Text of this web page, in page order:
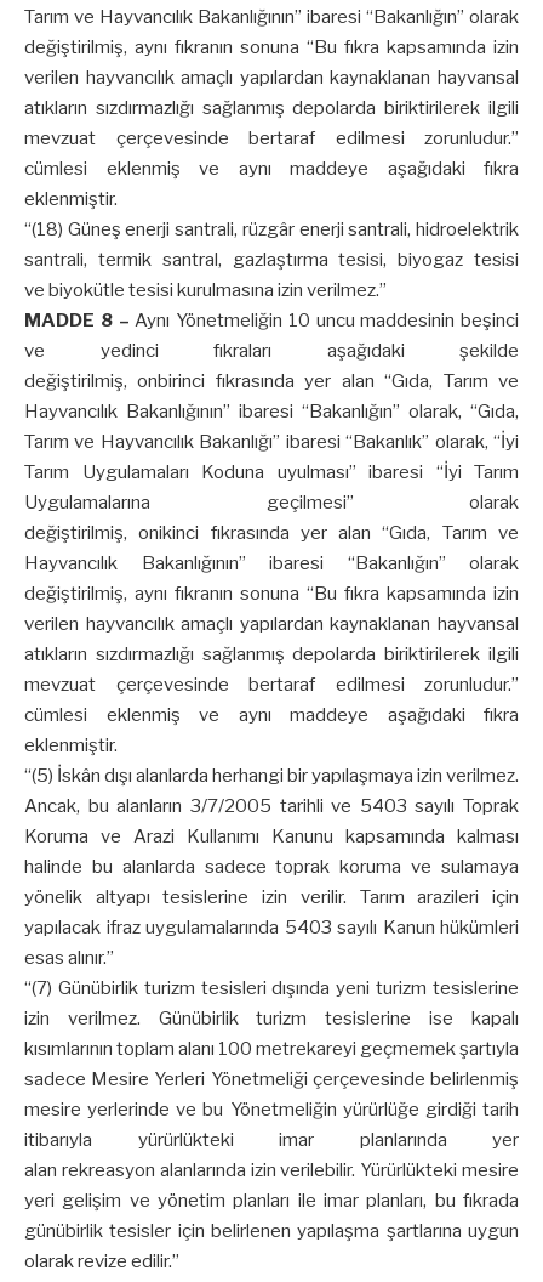
Tarım ve Hayvancılık Bakanlığının” ibaresi “Bakanlığın” olarak
değiştirilmiş, aynı fıkranın sonuna “Bu fıkra kapsamında izin
verilen hayvancılık amaçlı yapılardan kaynaklanan hayvansal
atıkların sızdırmazlığı sağlanmış depolarda biriktirilerek ilgili
mevzuat çerçevesinde bertaraf edilmesi zorunludur.”
cümlesi eklenmiş ve aynı maddeye aşağıdaki fıkra
eklenmiştir.
“(18) Güneş enerji santrali, rüzgâr enerji santrali, hidroelektrik
santrali, termik santral, gazlaştırma tesisi, biyogaz tesisi
ve biyokütle tesisi kurulmasına izin verilmez.”
MADDE 8 –Aynı Yönetmeliğin 10 uncu maddesinin beşinci
ve yedinci fıkraları aşağıdaki şekilde
değiştirilmiş, onbirinci fıkrasında yer alan “Gıda, Tarım ve
Hayvancılık Bakanlığının” ibaresi “Bakanlığın” olarak, “Gıda,
Tarım ve Hayvancılık Bakanlığı” ibaresi “Bakanlık” olarak, “İyi
Tarım Uygulamaları Koduna uyulması” ibaresi “İyi Tarım
Uygulamalarına geçilmesi” olarak
değiştirilmiş, onikinci fıkrasında yer alan “Gıda, Tarım ve
Hayvancılık Bakanlığının” ibaresi “Bakanlığın” olarak
değiştirilmiş, aynı fıkranın sonuna “Bu fıkra kapsamında izin
verilen hayvancılık amaçlı yapılardan kaynaklanan hayvansal
atıkların sızdırmazlığı sağlanmış depolarda biriktirilerek ilgili
mevzuat çerçevesinde bertaraf edilmesi zorunludur.”
cümlesi eklenmiş ve aynı maddeye aşağıdaki fıkra
eklenmiştir.
“(5) İskân dışı alanlarda herhangi bir yapılaşmaya izin verilmez.
Ancak, bu alanların 3/7/2005 tarihli ve 5403 sayılı Toprak
Koruma ve Arazi Kullanımı Kanunu kapsamında kalması
halinde bu alanlarda sadece toprak koruma ve sulamaya
yönelik altyapı tesislerine izin verilir. Tarım arazileri için
yapılacak ifraz uygulamalarında 5403 sayılı Kanun hükümleri
esas alınır.”
“(7) Günübirlik turizm tesisleri dışında yeni turizm tesislerine
izin verilmez. Günübirlik turizm tesislerine ise kapalı
kısımlarının toplam alanı 100 metrekareyi geçmemek şartıyla
sadece Mesire Yerleri Yönetmeliği çerçevesinde belirlenmiş
mesire yerlerinde ve bu Yönetmeliğin yürürlüğe girdiği tarih
itibarıyla yürürlükteki imar planlarında yer
alan rekreasyon alanlarında izin verilebilir. Yürürlükteki mesire
yeri gelişim ve yönetim planları ile imar planları, bu fıkrada
günübirlik tesisler için belirlenen yapılaşma şartlarına uygun
olarak revize edilir.”